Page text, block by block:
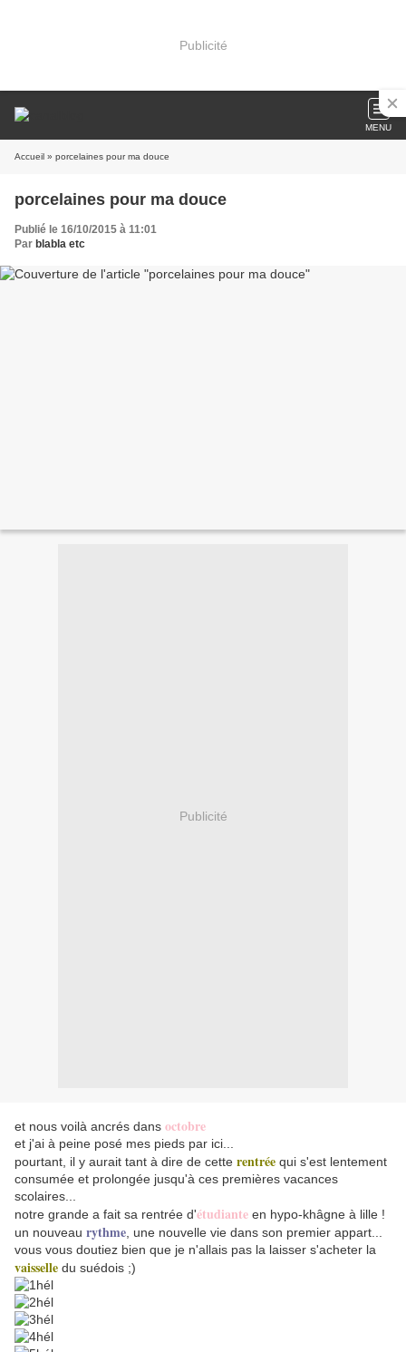
Publicité
MENU
Accueil » porcelaines pour ma douce
porcelaines pour ma douce
Publié le 16/10/2015 à 11:01
Par blabla etc
Publicité
et nous voilà ancrés dans octobre
et j'ai à peine posé mes pieds par ici...
pourtant, il y aurait tant à dire de cette rentrée qui s'est lentement
consumée et prolongée jusqu'à ces premières vacances
scolaires...
notre grande a fait sa rentrée d'étudiante en hypo-khâgne à lille !
un nouveau rythme , une nouvelle vie dans son premier appart...
vous vous doutiez bien que je n'allais pas la laisser s'acheter la
vaisselle du suédois ;)